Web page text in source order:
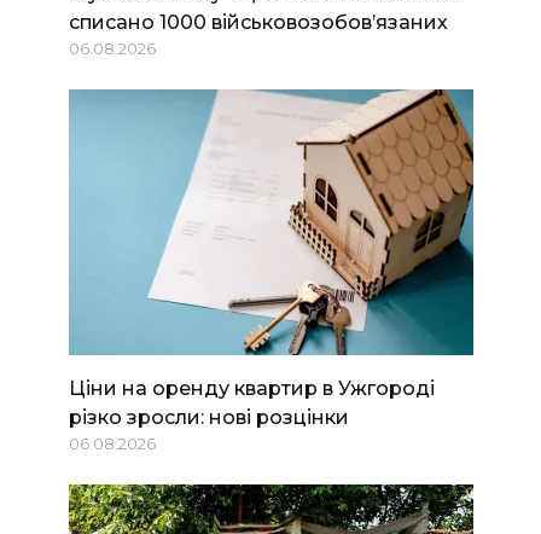
списано 1000 військовозобов’язаних
06.08.2026
Ціни на оренду квартир в Ужгороді
різко зросли: нові розцінки
06.08.2026